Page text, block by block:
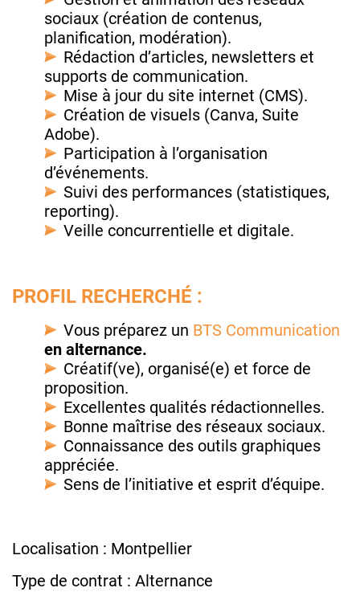
sociaux (création de contenus,
planification, modération).
Rédaction d’articles, newsletters et
supports de communication.
Mise à jour du site internet (CMS).
Création de visuels (Canva, Suite
Adobe).
Participation à l’organisation
d’événements.
Suivi des performances (statistiques,
reporting).
Veille concurrentielle et digitale.
PROFIL RECHERCHÉ :
Vous préparez un BTS Communication
en alternance.
Créatif(ve), organisé(e) et force de
proposition.
Excellentes qualités rédactionnelles.
Bonne maîtrise des réseaux sociaux.
Connaissance des outils graphiques
appréciée.
Sens de l’initiative et esprit d’équipe.
Localisation : Montpellier
Type de contrat : Alternance